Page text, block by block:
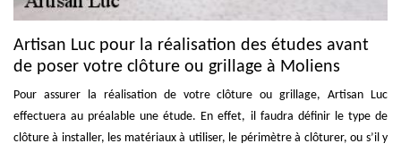
Artisan Luc pour la réalisation des études avant
de poser votre clôture ou grillage à Moliens
Pour assurer la réalisation de votre clôture ou grillage, Artisan Luc
effectuera au préalable une étude. En effet, il faudra définir le type de
clôture à installer, les matériaux à utiliser, le périmètre à clôturer, ou s’il y